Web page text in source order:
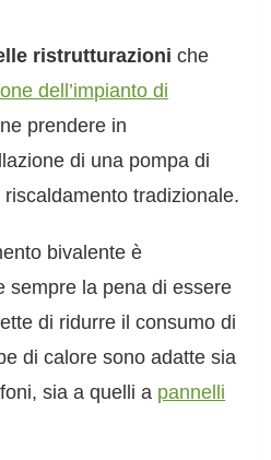
ristrutturazioni che
dell’impianto di
prendere in
di una pompa di
tradizionale.
bivalente è
sempre la pena di essere
di ridurre il consumo di
di calore sono adatte sia
sia a quelli a pannelli